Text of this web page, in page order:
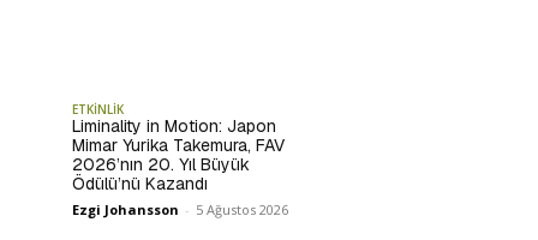
ETKİNLİK
Liminality in Motion: Japon
Mimar Yurika Takemura, FAV
2026’nın 20. Yıl Büyük
Ödülü’nü Kazandı
Ezgi Johansson - 5 Ağustos 2026